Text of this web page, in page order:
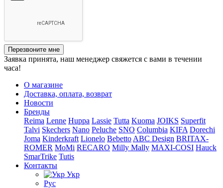
Перезвоните мне
Заявка принята, наш менеджер свяжется с вами в течении
часа!
О магазине
Доставка, оплата, возврат
Новости
Бренды
Reima Lenne Huppa Lassie Tutta Kuoma JOIKS Superfit
Talvi Skechers Nano Peluche SNO Columbia KIFA Dorechi
Joma Kinderkraft Lionelo Bebetto ABC Design BRITAX-
ROMER MoMi RECARO Milly Mally MAXI-COSI Hauck
SmarTrike Tutis
Контакты
Укр
Рус